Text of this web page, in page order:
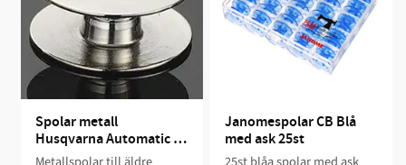
Spolar metall
Husqvarna Automatic
och 2000
Janomespolar CB Blå
med ask 25st